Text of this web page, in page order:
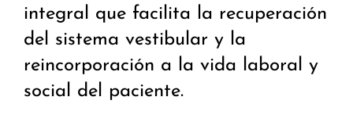
integral que facilita la recuperación
del sistema vestibular y la
reincorporación a la vida laboral y
social del paciente.